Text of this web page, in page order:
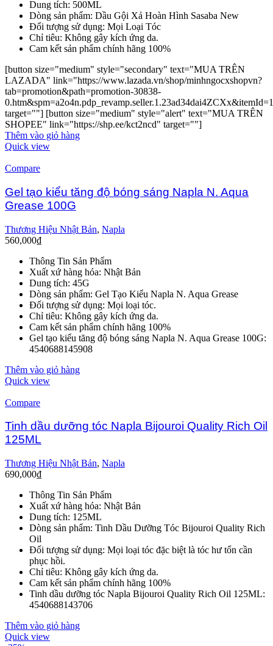
Dung tích: 500ML
Dòng sản phẩm: Dầu Gội Xả Hoàn Hình Sasaba New
Đối tượng sử dụng: Mọi Loại Tóc
Chỉ tiêu: Không gây kích ứng da.
Cam kết sản phẩm chính hãng 100%
[button size="medium" style="secondary" text="MUA TRÊN
LAZADA" link="https://www.lazada.vn/shop/minhngocxshopvn?
tab=promotion&path=promotion-30838-
target=""] [button size="medium" style="alert" text="MUA TRÊN
SHOPEE" link="https://shp.ee/kct2ncd" target=""]
Thêm vào giỏ hàng
Quick view
Compare
Gel tạo kiểu tăng độ bóng sáng Napla N. Aqua
Grease 100G
Thương Hiệu Nhật Bản, Napla
560,000₫
Thông Tin Sản Phẩm
Xuất xứ hàng hóa: Nhật Bản
Dung tích: 45G
Dòng sản phẩm: Gel Tạo Kiểu Napla N. Aqua Grease
Đối tượng sử dụng: Mọi loại tóc.
Chỉ tiêu: Không gây kích ứng da.
Cam kết sản phẩm chính hãng 100%
Gel tạo kiểu tăng độ bóng sáng Napla N. Aqua Grease 100G:
4540688145908
Thêm vào giỏ hàng
Quick view
Compare
Tinh dầu dưỡng tóc Napla Bijouroi Quality Rich Oil
125ML
Thương Hiệu Nhật Bản, Napla
690,000₫
Thông Tin Sản Phẩm
Xuất xứ hàng hóa: Nhật Bản
Dung tích: 125ML
Dòng sản phẩm: Tinh Dầu Dưỡng Tóc Bijouroi Quality Rich
Oil
Đối tượng sử dụng: Mọi loại tóc đặc biệt là tóc hư tổn cần
phục hồi.
Chỉ tiêu: Không gây kích ứng da.
Cam kết sản phẩm chính hãng 100%
Tinh dầu dưỡng tóc Napla Bijouroi Quality Rich Oil 125ML:
4540688143706
Thêm vào giỏ hàng
Quick view